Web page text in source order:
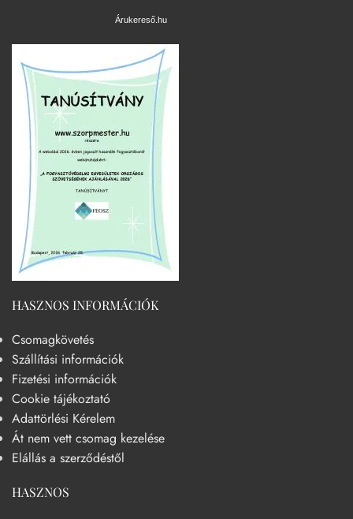
Árukereső.hu
HASZNOS INFORMÁCIÓK
Csomagkövetés
Szállítási információk
Fizetési információk
Cookie tájékoztató
Adattörlési Kérelem
Át nem vett csomag kezelése
Elállás a szerződéstől
HASZNOS